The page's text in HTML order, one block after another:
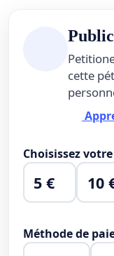
cette
Choisissez
5 € 10
Méthode de